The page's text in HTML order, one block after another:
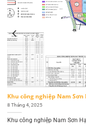
Khu công nghiệp Nam Sơn
8 Tháng 4, 2025
Khu công nghiệp Nam Sơn